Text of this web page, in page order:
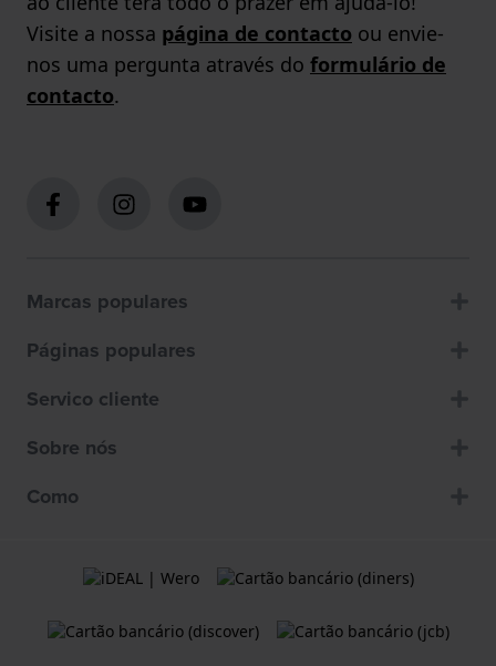
Visite a nossa página de contacto ou envie-
nos uma pergunta através do formulário de
contacto.
Marcas populares
Páginas populares
Servico cliente
Sobre nós
Como